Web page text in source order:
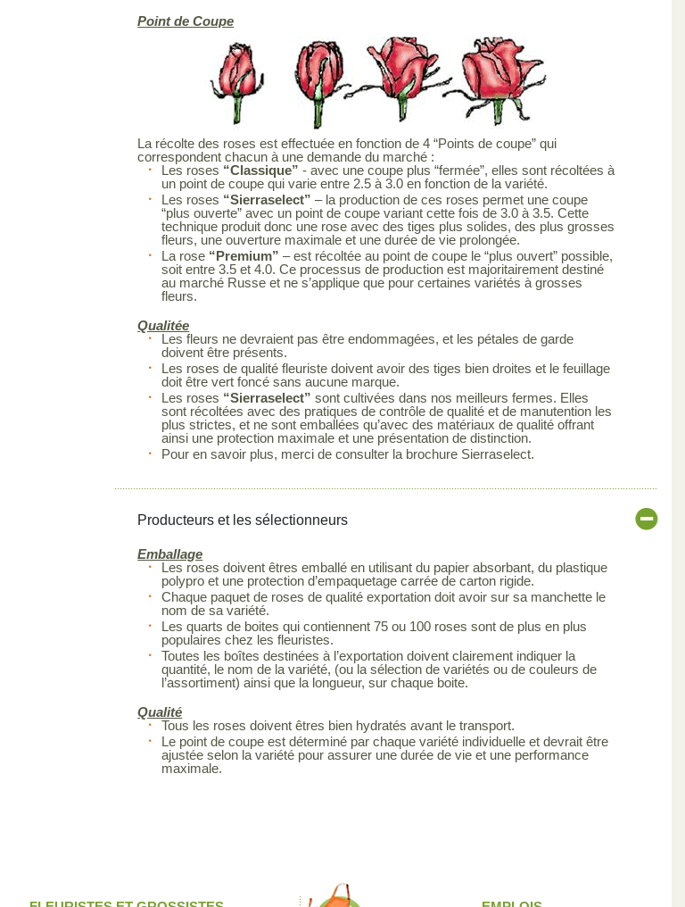
Point de Coupe
La récolte des roses est effectuée en fonction de 4 “Points de coupe” qui
correspondent chacun à une demande du marché :
Les roses “Classique” - avec une coupe plus “fermée”, elles sont récoltées à
un point de coupe qui varie entre 2.5 à 3.0 en fonction de la variété.
Les roses “Sierraselect”– la production de ces roses permet une coupe
“plus ouverte” avec un point de coupe variant cette fois de 3.0 à 3.5. Cette
technique produit donc une rose avec des tiges plus solides, des plus grosses
fleurs, une ouverture maximale et une durée de vie prolongée.
La rose “Premium”– est récoltée au point de coupe le “plus ouvert” possible,
soit entre 3.5 et 4.0. Ce processus de production est majoritairement destiné
au marché Russe et ne s’applique que pour certaines variétés à grosses
fleurs.
Qualitée
Les fleurs ne devraient pas être endommagées, et les pétales de garde
doivent être présents.
Les roses de qualité fleuriste doivent avoir des tiges bien droites et le feuillage
doit être vert foncé sans aucune marque.
Les roses “Sierraselect”sont cultivées dans nos meilleurs fermes. Elles
sont récoltées avec des pratiques de contrôle de qualité et de manutention les
plus strictes, et ne sont emballées qu’avec des matériaux de qualité offrant
ainsi une protection maximale et une présentation de distinction.
Pour en savoir plus, merci de consulter la brochure Sierraselect.
Producteurs et les sélectionneurs
Emballage
Les roses doivent êtres emballé en utilisant du papier absorbant, du plastique
polypro et une protection d’empaquetage carrée de carton rigide.
Chaque paquet de roses de qualité exportation doit avoir sur sa manchette le
nom de sa variété.
Les quarts de boites qui contiennent 75 ou 100 roses sont de plus en plus
populaires chez les fleuristes.
Toutes les boîtes destinées à l’exportation doivent clairement indiquer la
quantité, le nom de la variété, (ou la sélection de variétés ou de couleurs de
l’assortiment) ainsi que la longueur, sur chaque boite.
Qualité
Tous les roses doivent êtres bien hydratés avant le transport.
Le point de coupe est déterminé par chaque variété individuelle et devrait être
ajustée selon la variété pour assurer une durée de vie et une performance
maximale.